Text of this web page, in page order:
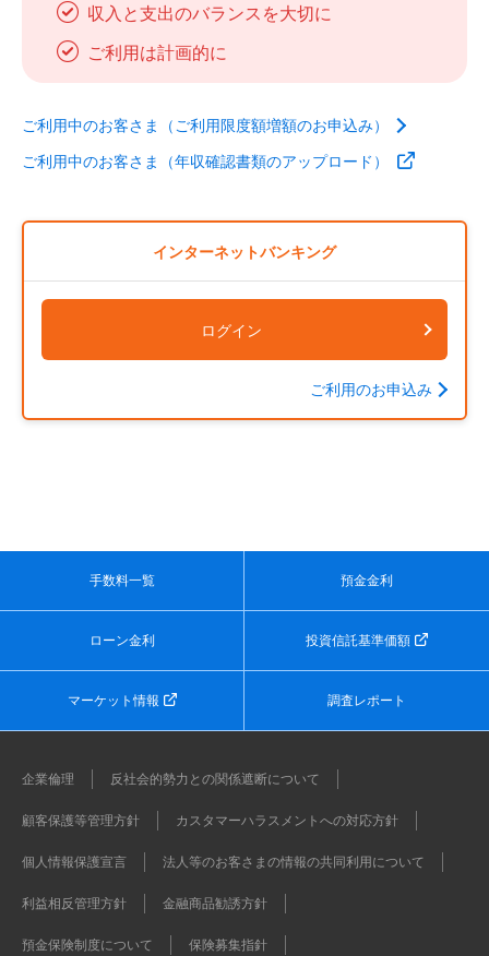
収入と支出のバランスを大切に
ご利用は計画的に
ご利用中のお客さま（ご利用限度額増額のお申込み）
ご利用中のお客さま（年収確認書類のアップロード）
インターネットバンキング
ログイン
ご利用のお申込み
手数料一覧 預金金利
ローン金利 投資信託基準価額
マーケット情報 調査レポート
企業倫理 反社会的勢力との関係遮断について
顧客保護等管理方針 カスタマーハラスメントへの対応方針
個人情報保護宣言 法人等のお客さまの情報の共同利用について
利益相反管理方針 金融商品勧誘方針
預金保険制度について 保険募集指針